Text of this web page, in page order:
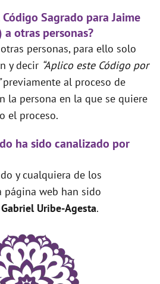
Sagrado para Jaime
a otras personas?
personas, para ello solo
y decir “Aplico este Código por
previamente al proceso de
la persona en la que se quiere
el proceso.
ha sido canalizado por
y cualquiera de los
página web han sido
Uribe-Agesta.